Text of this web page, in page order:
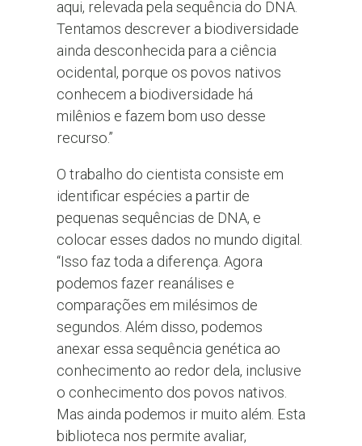
aqui, relevada pela sequência do DNA.
Tentamos descrever a biodiversidade
ainda desconhecida para a ciência
ocidental, porque os povos nativos
conhecem a biodiversidade há
milênios e fazem bom uso desse
recurso.”
O trabalho do cientista consiste em
identificar espécies a partir de
pequenas sequências de DNA, e
colocar esses dados no mundo digital.
“Isso faz toda a diferença. Agora
podemos fazer reanálises e
comparações em milésimos de
segundos. Além disso, podemos
anexar essa sequência genética ao
conhecimento ao redor dela, inclusive
o conhecimento dos povos nativos.
Mas ainda podemos ir muito além. Esta
biblioteca nos permite avaliar,